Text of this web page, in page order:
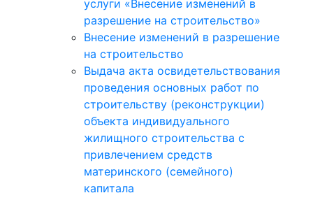
услуги «Внесение изменений в
разрешение на строительство»
Внесение изменений в разрешение
на строительство
Выдача акта освидетельствования
проведения основных работ по
строительству (реконструкции)
объекта индивидуального
жилищного строительства с
привлечением средств
материнского (семейного)
капитала